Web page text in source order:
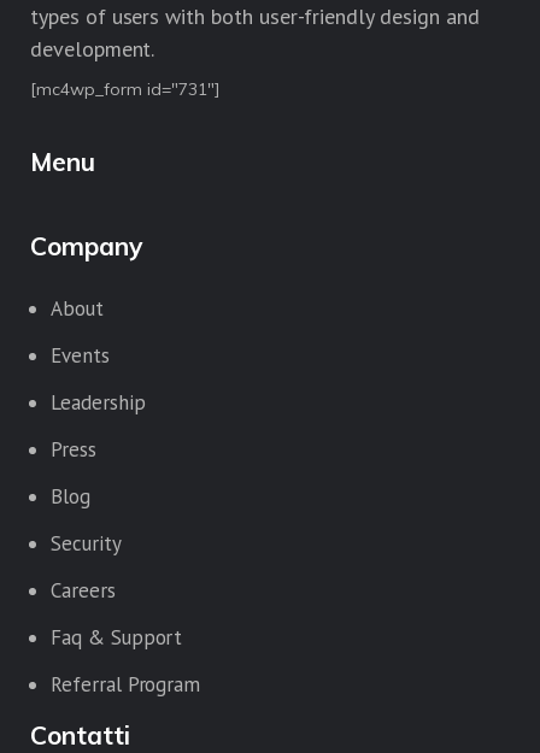
types of users with both user-friendly design and
development.
[mc4wp_form id="731"]
Menu
Company
About
Events
Leadership
Press
Blog
Security
Careers
Faq & Support
Referral Program
Contatti